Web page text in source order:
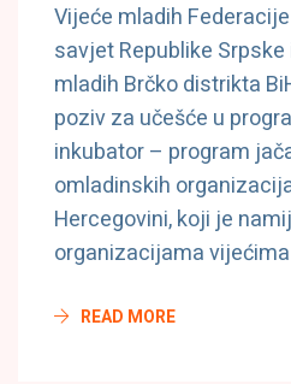
Vijeće mladih
savjet Republike
mladih Brčko distrikta
poziv za učešće u
inkubator – program
omladinskih
Hercegovini, koji je
organizacijama vijećima
READ MORE